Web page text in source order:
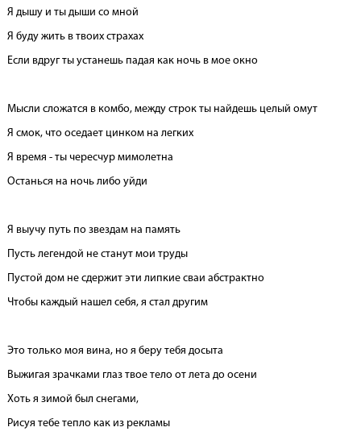
Я дышу и ты дыши со мной
Я буду жить в твоих страхах
Если вдруг ты устанешь падая как ночь в мое окно
Мысли сложатся в комбо, между строк ты найдешь целый омут
Я смок, что оседает цинком на легких
Я время - ты чересчур мимолетна
Останься на ночь либо уйди
Я выучу путь по звездам на память
Пусть легендой не станут мои труды
Пустой дом не сдержит эти липкие сваи абстрактно
Чтобы каждый нашел себя, я стал другим
Это только моя вина, но я беру тебя досыта
Выжигая зрачками глаз твое тело от лета до осени
Хоть я зимой был снегами,
Рисуя тебе тепло как из рекламы